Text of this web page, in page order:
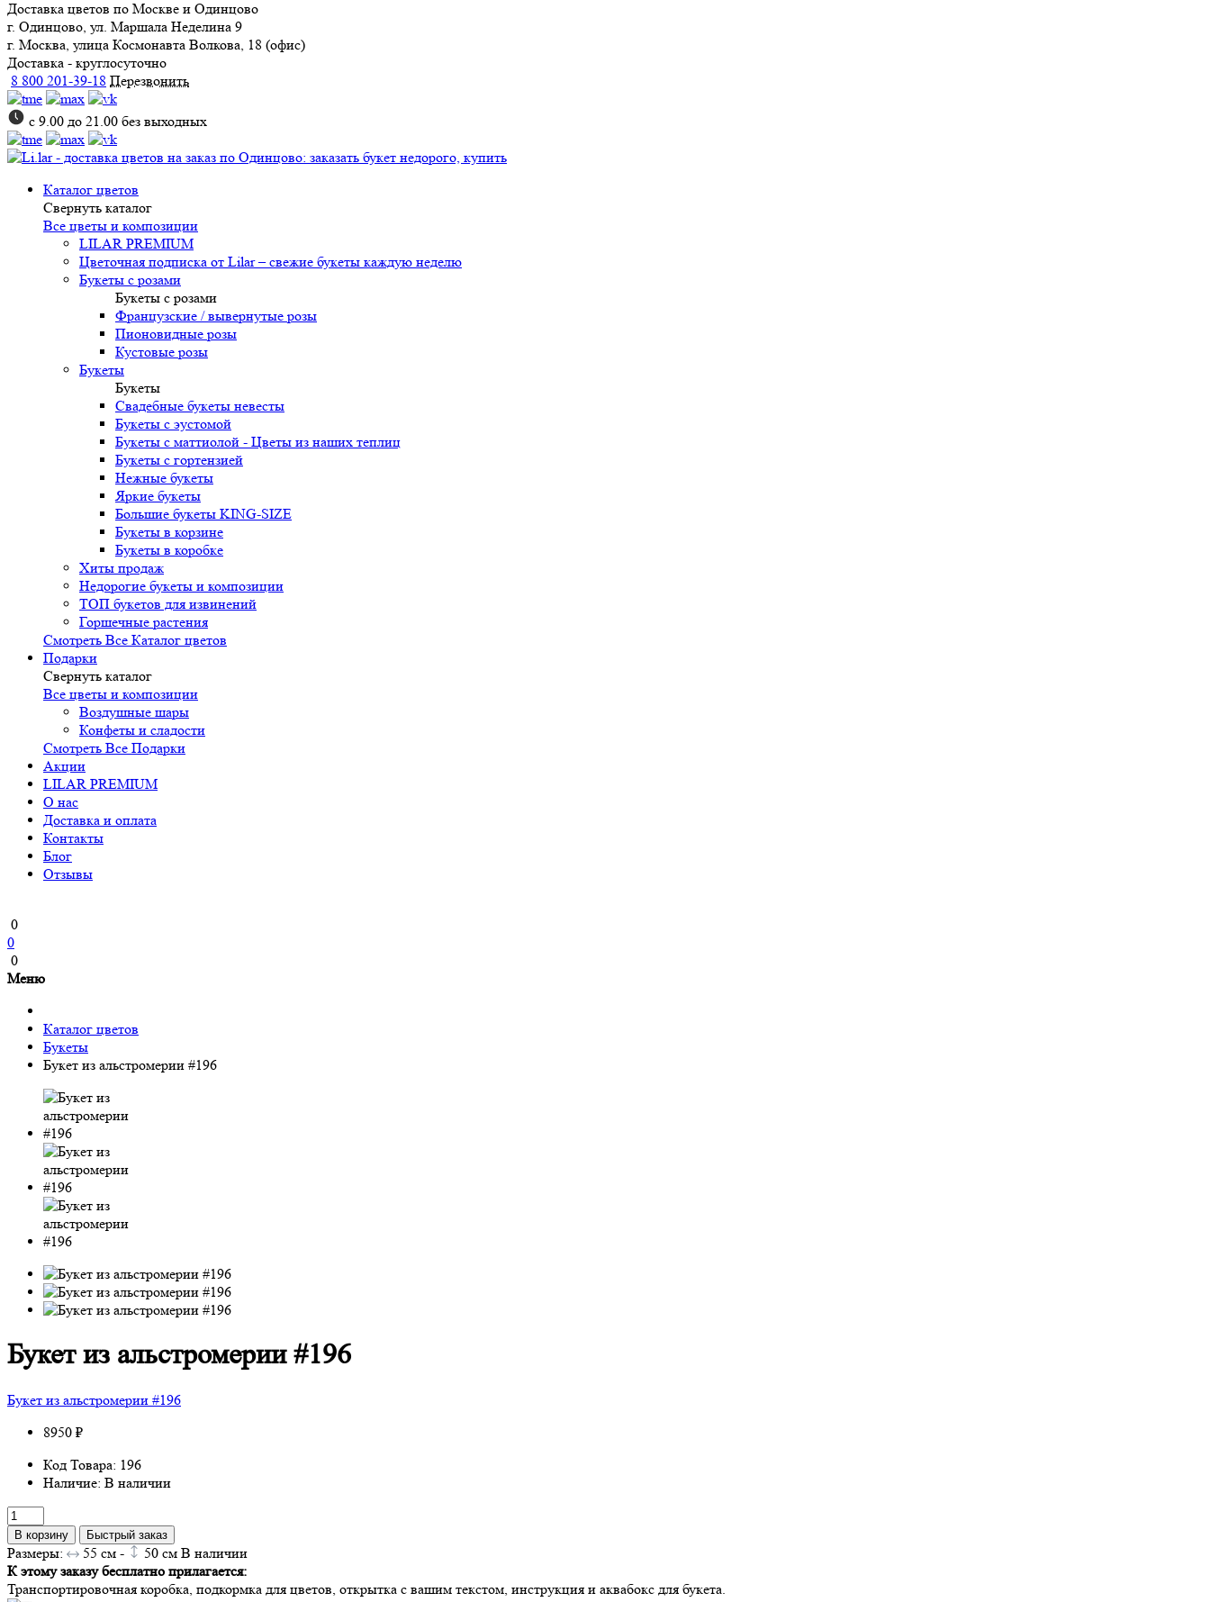
Доставка цветов по Москве и Одинцово
г. Одинцово, ул. Маршала Неделина 9
г. Москва, улица Космонавта Волкова, 18 (офис)
Доставка - круглосуточно
8 800 201-39-18 Перезвонить
с 9.00 до 21.00 без выходных
Каталог цветов
Свернуть каталог
Все цветы и композиции
LILAR PREMIUM
Цветочная подписка от Lilar – свежие букеты каждую неделю
Букеты с розами
Букеты с розами
Французские / вывернутые розы
Пионовидные розы
Кустовые розы
Букеты
Букеты
Свадебные букеты невесты
Букеты с эустомой
Букеты с маттиолой - Цветы из наших теплиц
Букеты с гортензией
Нежные букеты
Яркие букеты
Большие букеты KING-SIZE
Букеты в корзине
Букеты в коробке
Хиты продаж
Недорогие букеты и композиции
ТОП букетов для извинений
Горшечные растения
Смотреть Все Каталог цветов
Подарки
Свернуть каталог
Все цветы и композиции
Воздушные шары
Конфеты и сладости
Смотреть Все Подарки
Акции
LILAR PREMIUM
О нас
Доставка и оплата
Контакты
Блог
Отзывы
0
0
0
Меню
Каталог цветов
Букеты
Букет из альстромерии #196
Букет из альстромерии #196
Букет из альстромерии #196
8950 ₽
Код Товара: 196
Наличие: В наличии
В корзину Быстрый заказ
Размеры: 55 см - 50 см В наличии
К этому заказу бесплатно прилагается:
Транспортировочная коробка, подкормка для цветов, открытка с вашим текстом, инструкция и аквабокс для букета.